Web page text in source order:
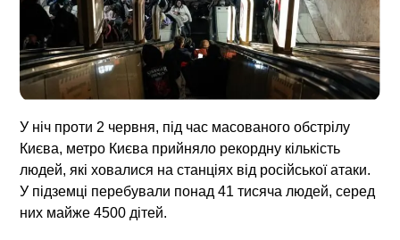
У ніч проти 2 червня, під час масованого обстрілу
Києва, метро Києва прийняло рекордну кількість
людей, які ховалися на станціях від російської атаки.
У підземці перебували понад 41 тисяча людей, серед
них майже 4500 дітей.